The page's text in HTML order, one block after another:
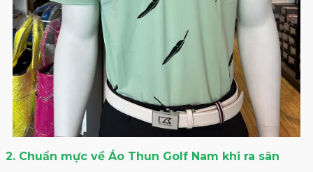
2. Chuẩn mực về Áo Thun Golf Nam khi ra sân